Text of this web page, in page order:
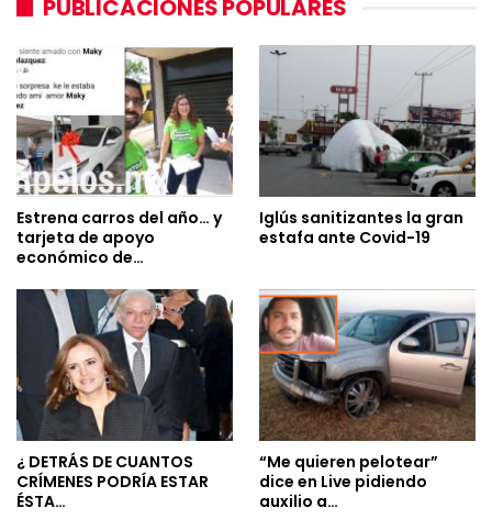
PUBLICACIONES POPULARES
Estrena carros del año… y
tarjeta de apoyo
económico de…
Iglús sanitizantes la gran
estafa ante Covid-19
¿ DETRÁS DE CUANTOS
CRÍMENES PODRÍA ESTAR
ÉSTA…
“Me quieren pelotear”
dice en Live pidiendo
auxilio a…